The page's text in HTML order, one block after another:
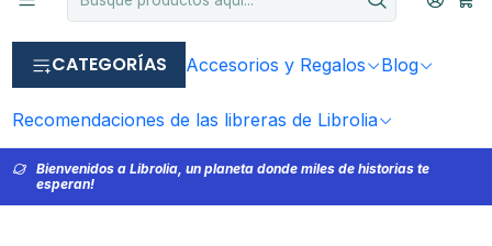
CATEGORÍAS Accesorios y Regalos Blog
Recomendaciones de las libreras de Librolia
Bienvenidos a Librolia, un planeta donde miles de historias te
esperan!